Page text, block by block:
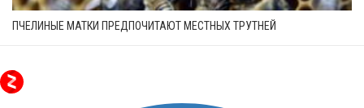
ПЧЕЛИНЫЕ МАТКИ ПРЕДПОЧИТАЮТ МЕСТНЫХ ТРУТНЕЙ